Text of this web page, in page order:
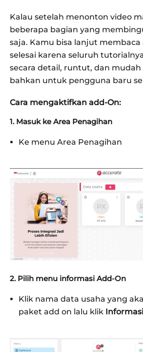
Kalau setelah menonton video
beberapa bagian yang
saja. Kamu bisa lanjut
selesai karena seluruh
secara detail, runtut, dan
bahkan untuk pengguna baru
Cara mengaktifkan add-On:
1. Masuk ke Area Penagihan
Ke menu Area Penagihan
2. Pilih menu informasi Add‑On
Klik nama data usaha yang
paket add on lalu klik